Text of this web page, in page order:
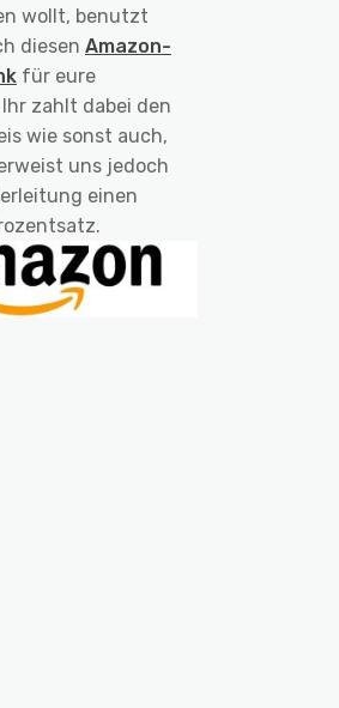
wollt, benutzt
diesen Amazon-
für eure
zahlt dabei den
wie sonst auch,
uns jedoch
einen